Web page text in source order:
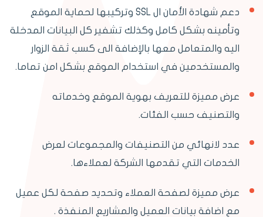
دعم شهادة الأمان ال SSL وتركيبها لحماية الموقع
وتأمينه بشكل كامل وكذلك تشفير كل البيانات المدخلة
اليه والمتعامل معها بالإضافة الى كسب ثقة الزوار
والمستخدمين في استخدام الموقع بشكل امن تماما.
عرض مميزة للتعريف بهوية الموقع وخدماته
والتصنيف حسب الفئات.
عدد لانهائي من التصنيفات والمجموعات لعرض
الخدمات التي تقدمها الشركة لعملاءها.
عرض مميزة لصفحة العملاء وتحديد صفحة لكل عميل
مع اضافة بيانات العميل والمشاريع المنفذة .